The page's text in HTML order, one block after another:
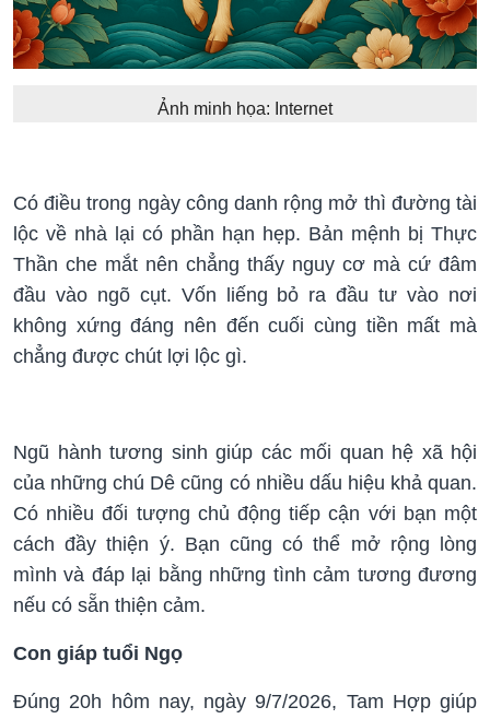
Ảnh minh họa: Internet
Có điều trong ngày công danh rộng mở thì đường tài
lộc về nhà lại có phần hạn hẹp. Bản mệnh bị Thực
Thần che mắt nên chẳng thấy nguy cơ mà cứ đâm
đầu vào ngõ cụt. Vốn liếng bỏ ra đầu tư vào nơi
không xứng đáng nên đến cuối cùng tiền mất mà
chẳng được chút lợi lộc gì.
Ngũ hành tương sinh giúp các mối quan hệ xã hội
của những chú Dê cũng có nhiều dấu hiệu khả quan.
Có nhiều đối tượng chủ động tiếp cận với bạn một
cách đầy thiện ý. Bạn cũng có thể mở rộng lòng
mình và đáp lại bằng những tình cảm tương đương
nếu có sẵn thiện cảm.
Con giáp tuổi Ngọ
Đúng 20h hôm nay, ngày 9/7/2026, Tam Hợp giúp